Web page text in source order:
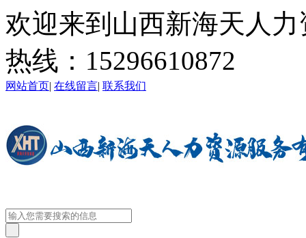
欢迎来到山西新海天人
热线： 15296610872
网站首页| 在线留言| 联系我们